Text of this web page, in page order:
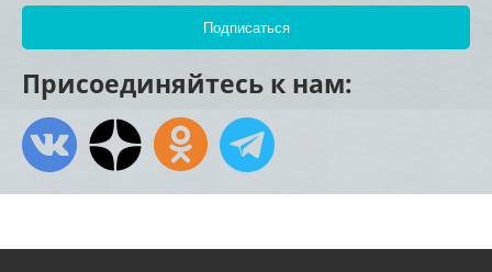
Присоединяйтесь к нам: